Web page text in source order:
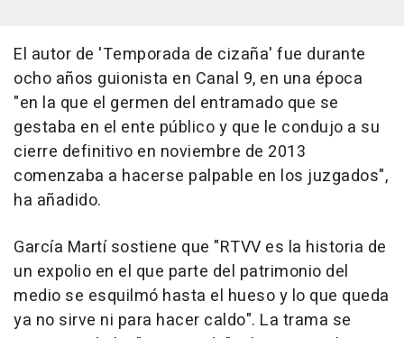
El autor de 'Temporada de cizaña' fue durante
ocho años guionista en Canal 9, en una época
"en la que el germen del entramado que se
gestaba en el ente público y que le condujo a su
cierre definitivo en noviembre de 2013
comenzaba a hacerse palpable en los juzgados",
ha añadido.
García Martí sostiene que "RTVV es la historia de
un expolio en el que parte del patrimonio del
medio se esquilmó hasta el hueso y lo que queda
ya no sirve ni para hacer caldo". La trama se